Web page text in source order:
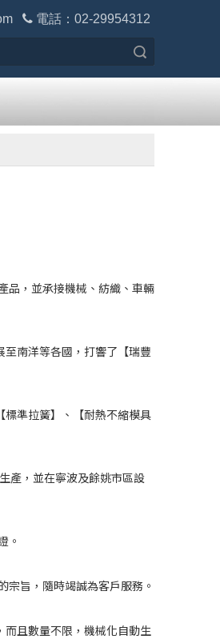
 電話：02-29954312
品，並承接機械、紡織、車輛
南洋等各國，打響了【瑞豐
準拉簧】、【耐熱不縮模具
產，並在寧波及餘姚市區設
。
旨，隨時竭誠為客戶服務。
且數量不限，機械化自動生